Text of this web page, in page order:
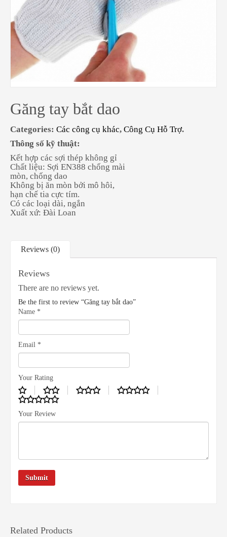
Găng tay bắt dao
Categories: Các công cụ khác, Công Cụ Hỗ Trợ.
Thông số kỹ thuật:
Kết hợp các sợi thép không gỉ
Chất liệu: Sợi EN388 chống mài
mòn, chống dao
Không bị ăn mòn bởi mô hôi,
hạn chế tia cực tím.
Có các loại dài, ngắn
Xuất xứ: Đài Loan
Reviews (0)
Reviews
There are no reviews yet.
Be the first to review “Găng tay bắt dao”
Name *
Email *
Your Rating
Your Review
Related Products